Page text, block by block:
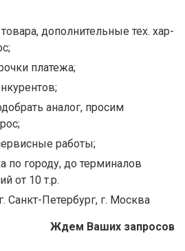
дополнительные тех. хар-
платежа;
аналог, просим
работы;
по городу, до терминалов
от 10 т.р.
Санкт-Петербург, г. Москва
Ждем Ваших запросов